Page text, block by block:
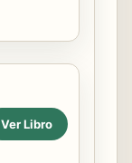
Ver Libro